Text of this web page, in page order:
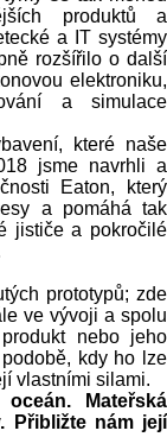
produktů a
a IT systémy
rozšířilo o další
elektroniku,
a simulace
které naše
jsme navrhli a
Eaton, který
a pomáhá tak
jističe a pokročilé
prototypů; zde
ve vývoji a spolu
nebo jeho
kdy ho lze
vlastními silami.
Mateřská
Přibližte nám její